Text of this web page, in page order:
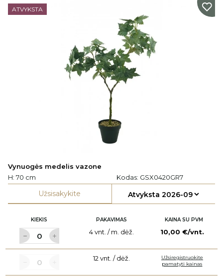
ATVYKSTA
Vynuogės medelis vazone
H: 70 cm
Kodas: GSX0420GR7
Užsisakykite
KIEKIS PAKAVIMAS KAINA SU PVM
4 vnt. / m. dėž. 10,00 €/vnt.
12 vnt. / dėž.
Užsiregistruokite
pamatyti kainas